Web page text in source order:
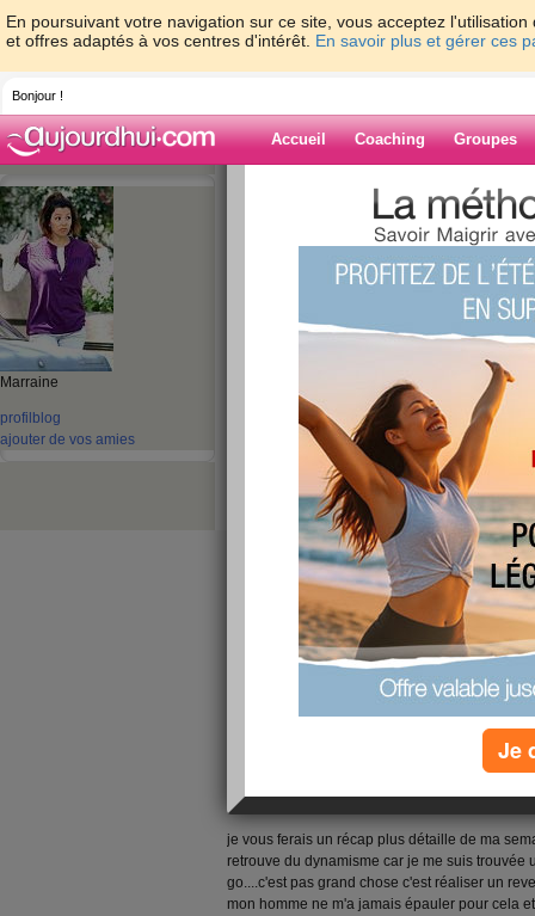
En poursuivant votre navigation sur ce site, vous acceptez
et offres adaptés à vos centres d'intérêt. En savoir plus et gérer ces
Bonjour !
Accueil Coaching Groupes
Marraine
profil blog
ajouter de vos amies
>
Blog de
21 - 30 31 - 40 41 - 50 51 -
‹ Préc. 1 2 3 4 5
Pause... Pb de dos
publié le 05/03/2019 à 18:36
Coucou mes belles mon démarrage
complètement bloquée du dos.... Ouille.. Donc
alimentation un peu de mal à compter mes
reste motivée et je sais que malgré les faux
lire la suite
Jour 2 detox
aussi....bien que le peu d'espace me tape sur
je vous ferais un récap plus détaille de ma
retrouve du dynamisme car je me suis trouvée
go....c'est pas grand chose c'est réaliser un
mon homme ne m'a jamais épauler pour cela
Je